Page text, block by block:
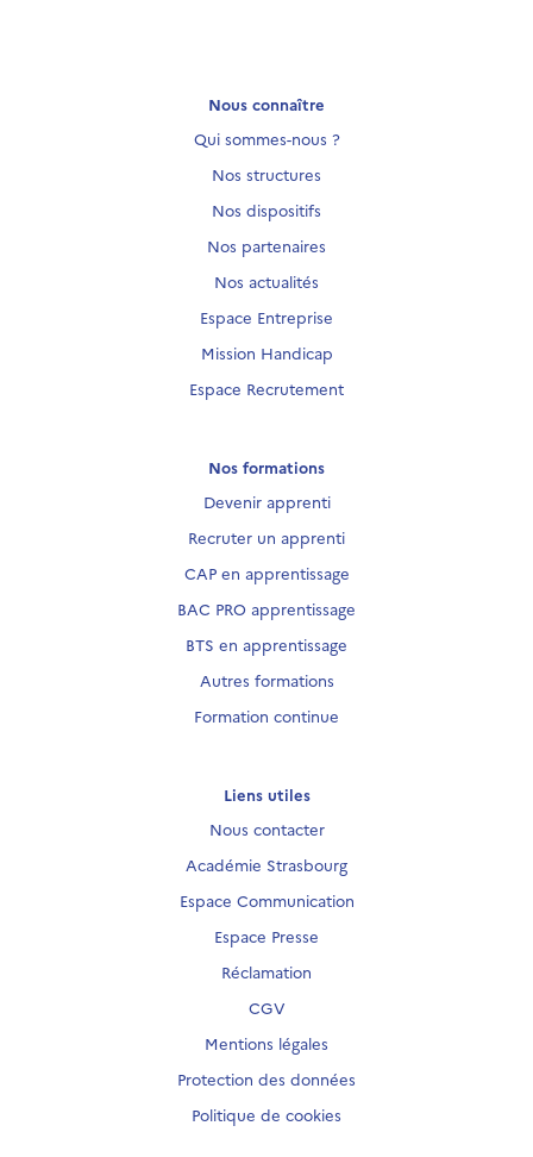
Nous connaître
Qui sommes-nous ?
Nos structures
Nos dispositifs
Nos partenaires
Nos actualités
Espace Entreprise
Mission Handicap
Espace Recrutement
Nos formations
Devenir apprenti
Recruter un apprenti
CAP en apprentissage
BAC PRO apprentissage
BTS en apprentissage
Autres formations
Formation continue
Liens utiles
Nous contacter
Académie Strasbourg
Espace Communication
Espace Presse
Réclamation
CGV
Mentions légales
Protection des données
Politique de cookies